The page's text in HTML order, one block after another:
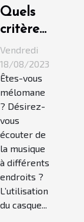
Quels
critères
prendre
en
compte
pour
choisir
son
casque
audio
Vendredi
18/08/2023
Êtes-vous
mélomane
? Désirez-
vous
écouter de
la musique
à différents
endroits ?
L’utilisation
du casque...